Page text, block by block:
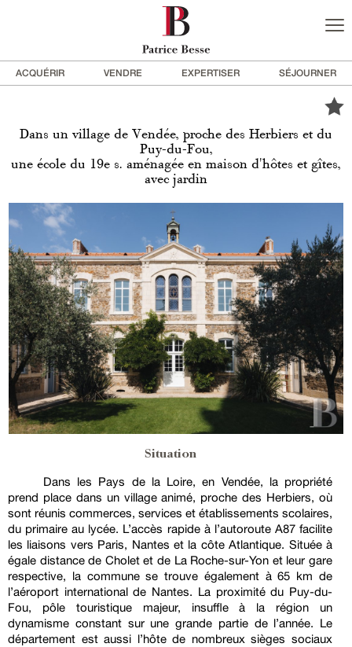
ACQUÉRIR VENDRE EXPERTISER SÉJOURNER
Dans un village de Vendée, proche des Herbiers et du
Puy-du-Fou,
une école du 19e s. aménagée en maison d'hôtes et gîtes,
avec jardin
Situation
Dans les Pays de la Loire, en Vendée, la propriété
prend place dans un village animé, proche des Herbiers, où
sont réunis commerces, services et établissements scolaires,
du primaire au lycée. L’accès rapide à l’autoroute A87 facilite
les liaisons vers Paris, Nantes et la côte Atlantique. Située à
égale distance de Cholet et de La Roche-sur-Yon et leur gare
respective, la commune se trouve également à 65 km de
l’aéroport international de Nantes. La proximité du Puy-du-
Fou, pôle touristique majeur, insuffle à la région un
dynamisme constant sur une grande partie de l’année. Le
département est aussi l’hôte de nombreux sièges sociaux